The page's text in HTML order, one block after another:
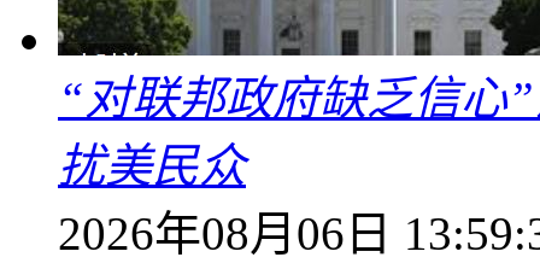
“对联邦政府缺乏信心
扰美民众
2026年08月06日